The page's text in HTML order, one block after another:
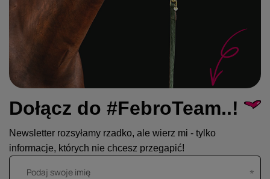
Dołącz do #FebroTeam..!
Newsletter rozsyłamy rzadko, ale wierz mi - tylko
informacje, których nie chcesz przegapić!
Podaj swoje imię